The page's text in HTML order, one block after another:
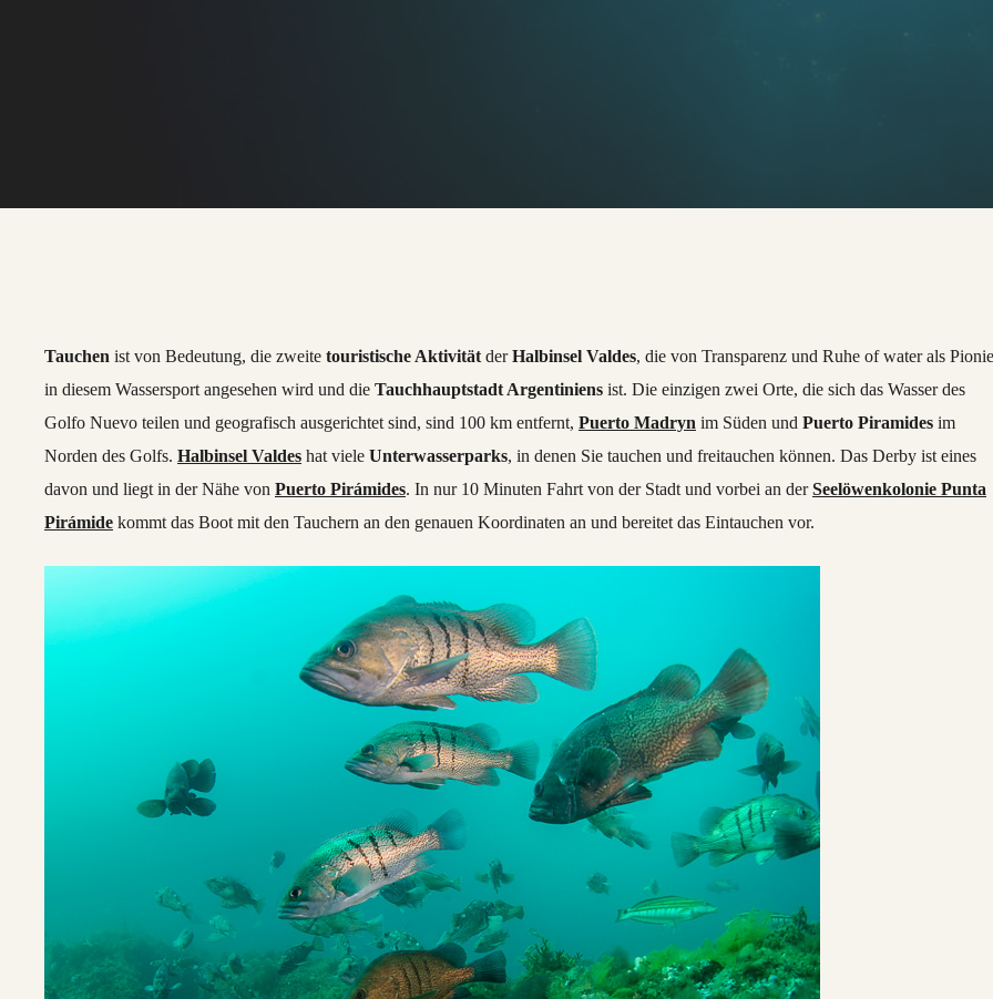
Tauchen ist von Bedeutung, die zweite touristische Aktivität derHalbinsel Valdes, die von Transparenz und Ruhe of water als
in diesem Wassersport angesehen wird und die Tauchhauptstadt Argentiniens ist. Die einzigen zwei Orte, die sich das Wasser des
Golfo Nuevo teilen und geografisch ausgerichtet sind, sind 100 km entfernt, Puerto Madryn im Süden und Puerto Piramides im
Norden des Golfs. Halbinsel Valdes hat viele Unterwasserparks, in denen Sie tauchen und freitauchen können. Das Derby ist eines
davon und liegt in der Nähe von Puerto Pirámides. In nur 10 Minuten Fahrt von der Stadt und vorbei an derSeelöwenkolonie Punta
Pirámide kommt das Boot mit den Tauchern an den genauen Koordinaten an und bereitet das Eintauchen vor.